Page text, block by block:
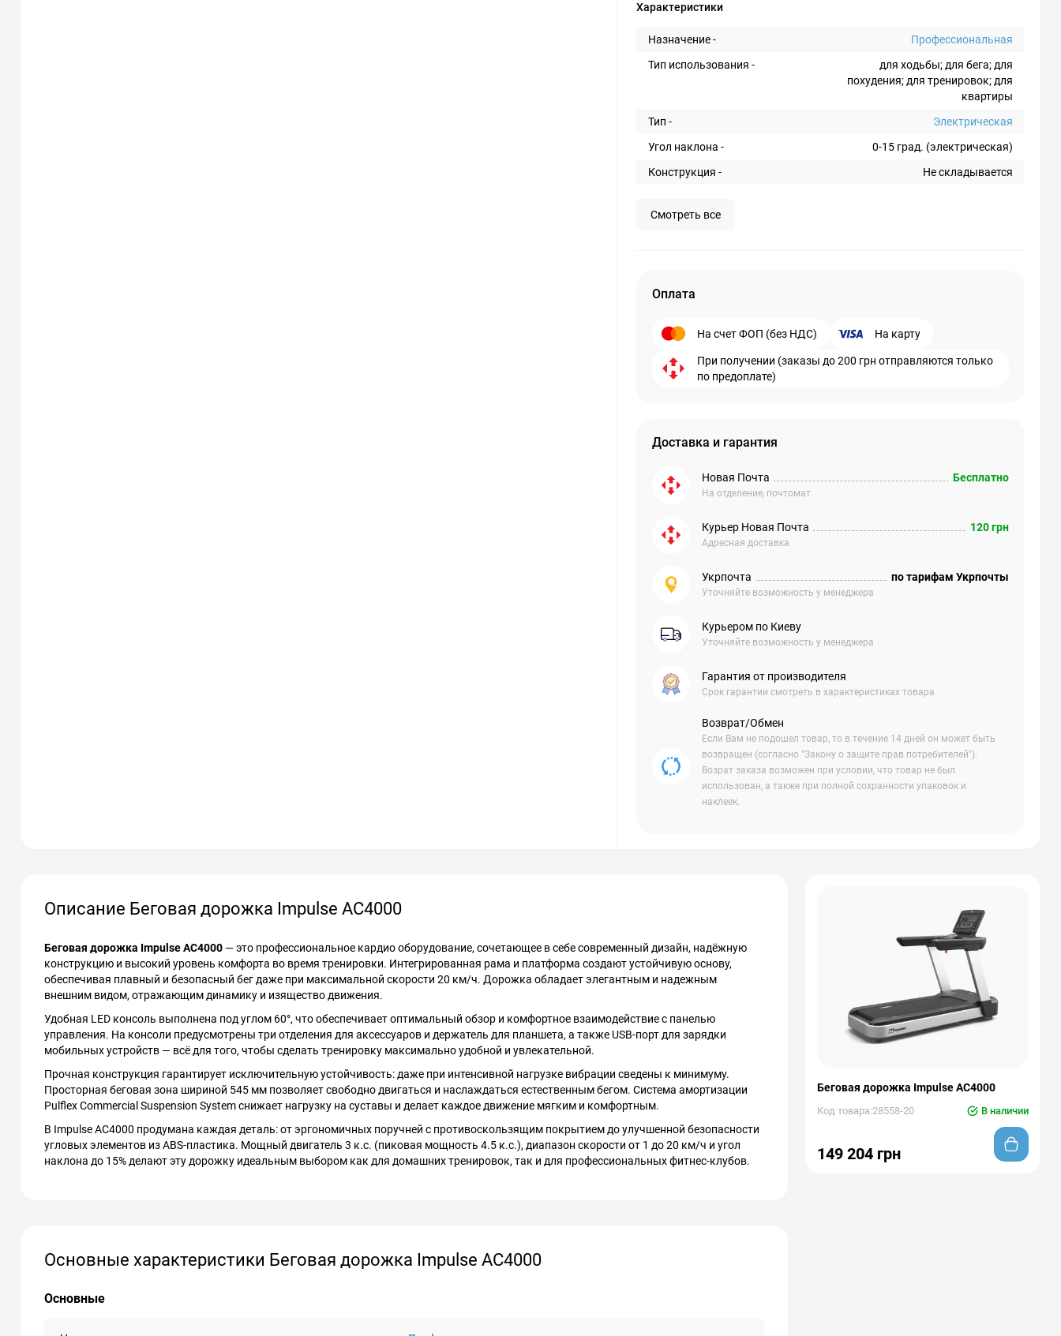
Характеристики
Назначение -
Профессиональная
Тип использования -
для ходьбы; для бега; для
похудения; для тренировок; для
квартиры
Тип -
Электрическая
Угол наклона -
0-15 град. (электрическая)
Конструкция -
Не складывается
Смотреть все
Оплата
На счет ФОП (без НДС) На карту
При получении (заказы до 200 грн отправляются только
по предоплате)
Доставка и гарантия
Новая Почта
На отделение, почтомат
Бесплатно
Курьер Новая Почта
Адресная доставка
120 грн
Укрпочта
Уточняйте возможность у менеджера
по тарифам Укрпочты
Курьером по Киеву
Уточняйте возможность у менеджера
Гарантия от производителя
Срок гарантии смотреть в характеристиках товара
Возврат/Обмен
Если Вам не подошел товар, то в течение 14 дней он может быть
возвращен (согласно "Закону о защите прав потребителей").
Возрат заказа возможен при условии, что товар не был
использован, а также при полной сохранности упаковок и
наклеек.
Описание Беговая дорожка Impulse AC4000
Беговая дорожка Impulse AC4000 — это профессиональное кардио оборудование, сочетающее в себе современный дизайн, надёжную
конструкцию и высокий уровень комфорта во время тренировки. Интегрированная рама и платформа создают устойчивую основу,
обеспечивая плавный и безопасный бег даже при максимальной скорости 20 км/ч. Дорожка обладает элегантным и надежным
внешним видом, отражающим динамику и изящество движения.
Удобная LED консоль выполнена под углом 60°, что обеспечивает оптимальный обзор и комфортное взаимодействие с панелью
управления. На консоли предусмотрены три отделения для аксессуаров и держатель для планшета, а также USB-порт для зарядки
мобильных устройств — всё для того, чтобы сделать тренировку максимально удобной и увлекательной.
Прочная конструкция гарантирует исключительную устойчивость: даже при интенсивной нагрузке вибрации сведены к минимуму.
Просторная беговая зона шириной 545 мм позволяет свободно двигаться и наслаждаться естественным бегом. Система амортизации
Pulflex Commercial Suspension System снижает нагрузку на суставы и делает каждое движение мягким и комфортным.
В Impulse AC4000 продумана каждая деталь: от эргономичных поручней с противоскользящим покрытием до улучшенной безопасности
угловых элементов из ABS-пластика. Мощный двигатель 3 к.с. (пиковая мощность 4.5 к.с.), диапазон скорости от 1 до 20 км/ч и угол
наклона до 15% делают эту дорожку идеальным выбором как для домашних тренировок, так и для профессиональных фитнес-клубов.
Основные характеристики Беговая дорожка Impulse AC4000
Основные
Беговая дорожка Impulse AC4000
Код товара:28558-20 В наличии
149 204 грн